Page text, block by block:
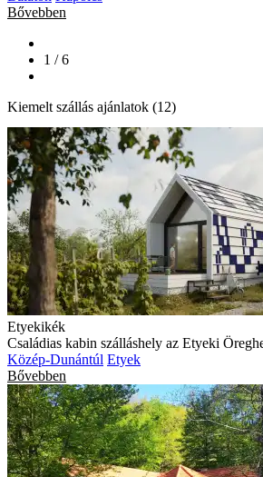
Bővebben
1 / 6
Kiemelt szállás ajánlatok (12)
Etyekikék
Családias kabin szálláshely az Etyeki
Közép-Dunántúl Etyek
Bővebben